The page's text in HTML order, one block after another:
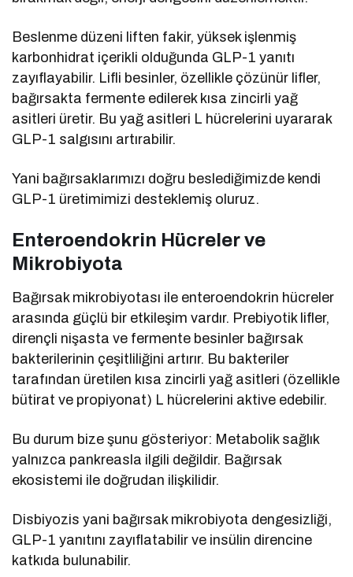
Beslenme düzeni liften fakir, yüksek işlenmiş
karbonhidrat içerikli olduğunda GLP-1 yanıtı
zayıflayabilir. Lifli besinler, özellikle çözünür lifler,
bağırsakta fermente edilerek kısa zincirli yağ
asitleri üretir. Bu yağ asitleri L hücrelerini uyararak
GLP-1 salgısını artırabilir.
Yani bağırsaklarımızı doğru beslediğimizde kendi
GLP-1 üretimimizi desteklemiş oluruz.
Enteroendokrin Hücreler ve
Mikrobiyota
Bağırsak mikrobiyotası ile enteroendokrin hücreler
arasında güçlü bir etkileşim vardır. Prebiyotik lifler,
dirençli nişasta ve fermente besinler bağırsak
bakterilerinin çeşitliliğini artırır. Bu bakteriler
tarafından üretilen kısa zincirli yağ asitleri (özellikle
bütirat ve propiyonat) L hücrelerini aktive edebilir.
Bu durum bize şunu gösteriyor: Metabolik sağlık
yalnızca pankreasla ilgili değildir. Bağırsak
ekosistemi ile doğrudan ilişkilidir.
Disbiyozis yani bağırsak mikrobiyota dengesizliği,
GLP-1 yanıtını zayıflatabilir ve insülin direncine
katkıda bulunabilir.